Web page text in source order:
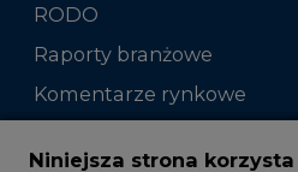
RODO
Raporty branżowe
Komentarze rynkowe
Zmiany kadrowe na rynku
Niniejsza strona